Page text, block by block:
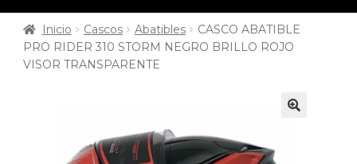
Inicio Cascos Abatibles
CASCO ABATIBLE
PRO RIDER 310 STORM NEGRO BRILLO ROJO
VISOR TRANSPARENTE